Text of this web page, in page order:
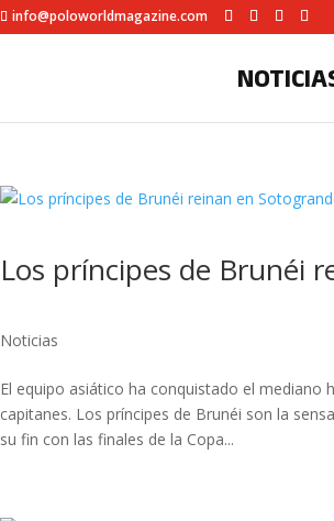
info@poloworldmagazine.com
Los príncipes de Brunéi
Noticias
El equipo asiático ha conquistado el mediano
capitanes. Los príncipes de Brunéi son la
su fin con las finales de la Copa...